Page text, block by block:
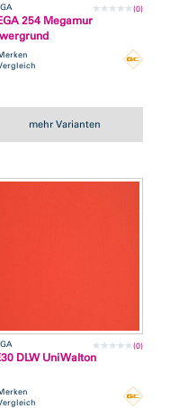
(0)
254 Megamur
mehr Varianten
(0)
DLW Uni Walton